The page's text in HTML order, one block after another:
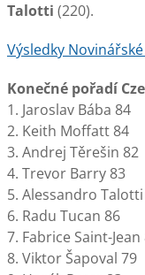
Talotti (220).
Výsledky
Konečné pořadí
1. Jaroslav
2. Keith
3. Andrej
4. Trevor
5. Alessandro
6. Radu Tucan
7. Fabrice Saint-
8. Viktor